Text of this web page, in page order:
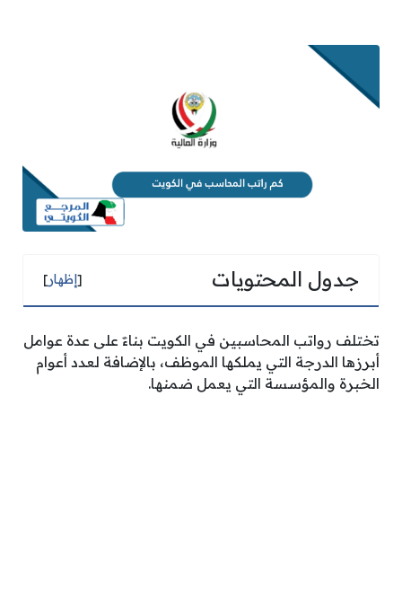
جدول المحتويات [إظهار]
تختلف رواتب المحاسبين في الكويت بناءََ على عدة عوامل
أبرزها الدرجة التي يملكها الموظف، بالإضافة لعدد أعوام
الخبرة والمؤسسة التي يعمل ضمنها.